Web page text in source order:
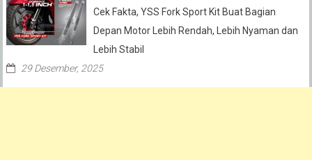
Cek Fakta, YSS Fork Sport Kit Buat Bagian
Depan Motor Lebih Rendah, Lebih Nyaman dan
Lebih Stabil
29 Desember, 2025